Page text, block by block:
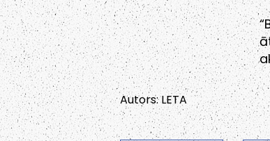
Autors: LETA